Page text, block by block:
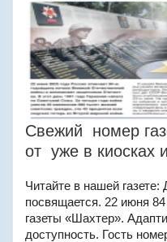
Свежий номер
от уже в киосках
Читайте в нашей
посвящается. 22 июня
газеты «Шахтер».
доступность. Гость